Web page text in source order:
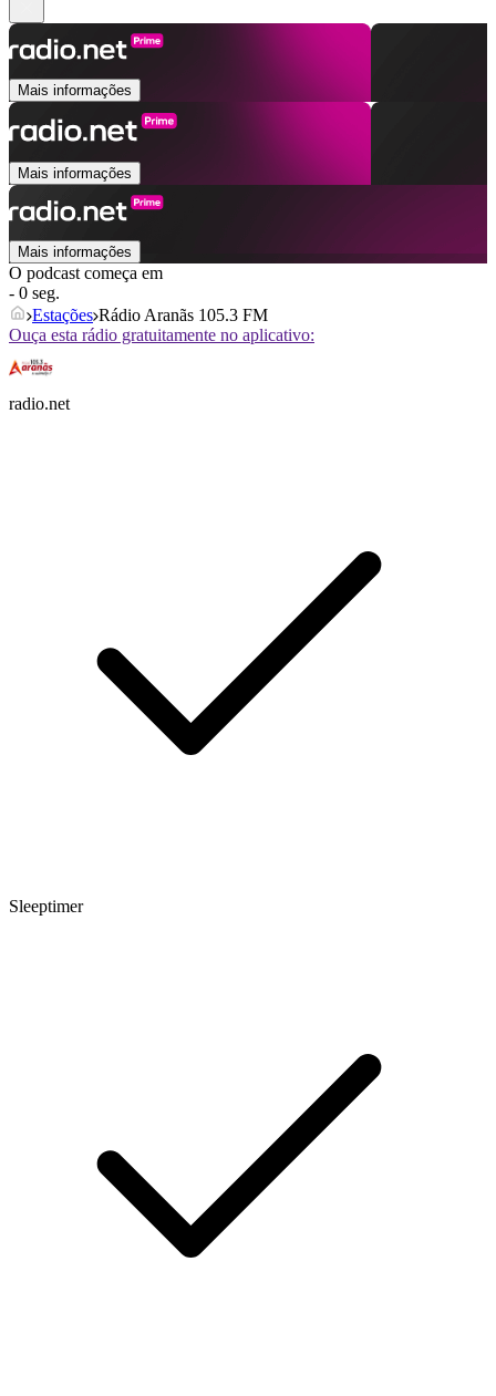
Mais informações
Mais informações
Mais informações
O podcast começa em
- 0 seg.
Estações Rádio Aranãs 105.3 FM
Ouça esta rádio gratuitamente no aplicativo:
radio.net
Sleeptimer